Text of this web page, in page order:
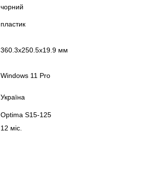
чорний
пластик
360.3х250.5х19.9 мм
Windows 11 Pro
Україна
Optima S15-125
12 міс.